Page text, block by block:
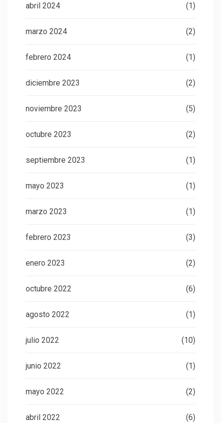
abril 2024 (1)
marzo 2024 (2)
febrero 2024 (1)
diciembre 2023 (2)
noviembre 2023 (5)
octubre 2023 (2)
septiembre 2023 (1)
mayo 2023 (1)
marzo 2023 (1)
febrero 2023 (3)
enero 2023 (2)
octubre 2022 (6)
agosto 2022 (1)
julio 2022 (10)
junio 2022 (1)
mayo 2022 (2)
abril 2022 (6)